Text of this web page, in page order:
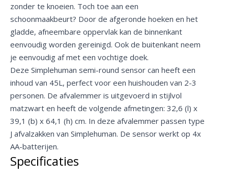
zonder te knoeien. Toch toe aan een
schoonmaakbeurt? Door de afgeronde hoeken en het
gladde, afneembare oppervlak kan de binnenkant
eenvoudig worden gereinigd. Ook de buitenkant neem
je eenvoudig af met een vochtige doek.
Deze Simplehuman semi-round sensor can heeft een
inhoud van 45L, perfect voor een huishouden van 2-3
personen. De afvalemmer is uitgevoerd in stijlvol
matzwart en heeft de volgende afmetingen: 32,6 (l) x
39,1 (b) x 64,1 (h) cm. In deze afvalemmer passen type
J afvalzakken van Simplehuman. De sensor werkt op 4x
AA-batterijen.
Specificaties